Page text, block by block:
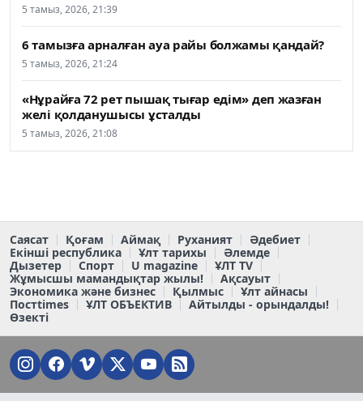
5 тамыз, 2026, 21:39
6 тамызға арналған ауа райы болжамы қандай?
5 тамыз, 2026, 21:24
«Нұрайға 72 рет пышақ тығар едім» деп жазған
желі қолданушысы ұсталды
5 тамыз, 2026, 21:08
Саясат Қоғам Аймақ Руханият
Әдебиет
Екінші республика
Ұлт тарихы
Әлемде
Дызетер
Спорт U magazine
ҰЛТ TV
Жұмысшы мамандықтар жылы!
Ақсауыт
Экономика және бизнес
Қылмыс
Ұлт айнасы
Постtimes
ҰЛТ ОБЪЕКТИВ
Айтылды - орындалды!
Өзекті